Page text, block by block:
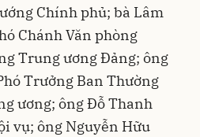
Chính phủ; bà Lâm
Chánh Văn phòng
Trung ương Đảng; ông
Trưởng Ban Thường
ương; ông Đỗ Thanh
vụ; ông Nguyễn Hữu